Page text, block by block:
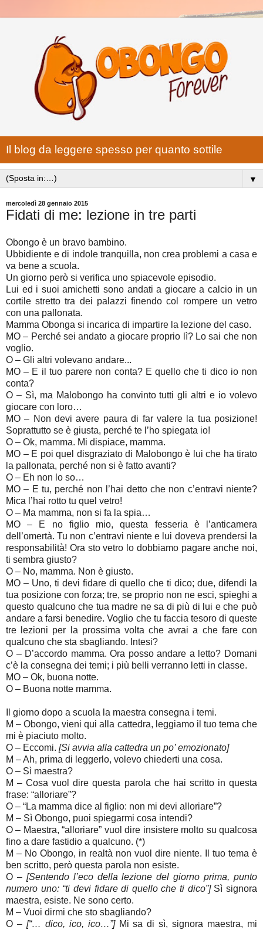
Il blog da leggere spesso per quanto sottile
▼
mercoledì 28 gennaio 2015
Fidati di me: lezione in tre parti
Obongo è un bravo bambino.
Ubbidiente e di indole tranquilla, non crea problemi a casa e
va bene a scuola.
Un giorno però si verifica uno spiacevole episodio.
Lui ed i suoi amichetti sono andati a giocare a calcio in un
cortile stretto tra dei palazzi finendo col rompere un vetro
con una pallonata.
Mamma Obonga si incarica di impartire la lezione del caso.
MO – Perché sei andato a giocare proprio lì? Lo sai che non
voglio.
O – Gli altri volevano andare...
MO – E il tuo parere non conta? E quello che ti dico io non
conta?
O – Sì, ma Malobongo ha convinto tutti gli altri e io volevo
giocare con loro…
MO – Non devi avere paura di far valere la tua posizione!
Soprattutto se è giusta, perché te l’ho spiegata io!
O – Ok, mamma. Mi dispiace, mamma.
MO – E poi quel disgraziato di Malobongo è lui che ha tirato
la pallonata, perché non si è fatto avanti?
O – Eh non lo so…
MO – E tu, perché non l’hai detto che non c’entravi niente?
Mica l’hai rotto tu quel vetro!
O – Ma mamma, non si fa la spia…
MO – E no figlio mio, questa fesseria è l’anticamera
dell’omertà. Tu non c’entravi niente e lui doveva prendersi la
responsabilità! Ora sto vetro lo dobbiamo pagare anche noi,
ti sembra giusto?
O – No, mamma. Non è giusto.
MO – Uno, ti devi fidare di quello che ti dico; due, difendi la
tua posizione con forza; tre, se proprio non ne esci, spieghi a
questo qualcuno che tua madre ne sa di più di lui e che può
andare a farsi benedire. Voglio che tu faccia tesoro di queste
tre lezioni per la prossima volta che avrai a che fare con
qualcuno che sta sbagliando. Intesi?
O – D’accordo mamma. Ora posso andare a letto? Domani
c’è la consegna dei temi; i più belli verranno letti in classe.
MO – Ok, buona notte.
O – Buona notte mamma.
Il giorno dopo a scuola la maestra consegna i temi.
M – Obongo, vieni qui alla cattedra, leggiamo il tuo tema che
mi è piaciuto molto.
O – Eccomi. [Si avvia alla cattedra un po’ emozionato]
M – Ah, prima di leggerlo, volevo chiederti una cosa.
O – Sì maestra?
M – Cosa vuol dire questa parola che hai scritto in questa
frase: “alloriare”?
O – “La mamma dice al figlio: non mi devi alloriare”?
M – Sì Obongo, puoi spiegarmi cosa intendi?
O – Maestra, “alloriare” vuol dire insistere molto su qualcosa
fino a dare fastidio a qualcuno. (*)
M – No Obongo, in realtà non vuol dire niente. Il tuo tema è
ben scritto, però questa parola non esiste.
O – [Sentendo l’eco della lezione del giorno prima, punto
numero uno: “ti devi fidare di quello che ti dico”] Sì signora
maestra, esiste. Ne sono certo.
M – Vuoi dirmi che sto sbagliando?
O – [“… dico, ico, ico…”]Mi sa di sì, signora maestra, mi